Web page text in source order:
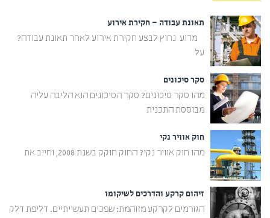
תאונת עבודה – חקירת אירוע
מדוע נחוץ לבצע חקירת אירוע לאחר תאונת עבודה?
על
סקר סיכונים
מהו סקר סיכונים? סקר הסיכונים הוא הליבה עליה
מבוססת התכנית
חוק אוויר נקי
מהו חוק אוויר נקי? החוק חוקק בשנת 2008, וחייב את
זיהום קרקע והדרכים לשיקומו
הגורמים לקרקע מזוהמת: שפכים תעשייתיים. דליפת דלק